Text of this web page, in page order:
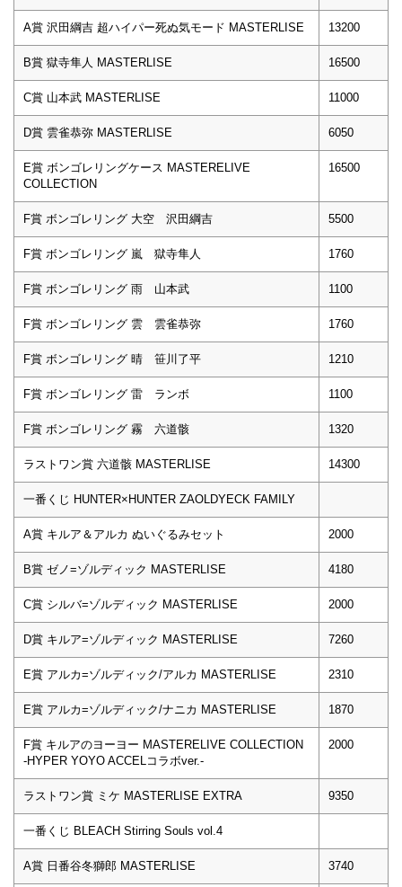
A賞 沢田綱吉 超ハイパー死ぬ気モード MASTERLISE 13200
B賞 獄寺隼人 MASTERLISE 16500
C賞 山本武 MASTERLISE 11000
D賞 雲雀恭弥 MASTERLISE 6050
E賞 ボンゴレリングケース MASTERELIVE
COLLECTION
16500
F賞 ボンゴレリング 大空 沢田綱吉 5500
F賞 ボンゴレリング 嵐 獄寺隼人 1760
F賞 ボンゴレリング 雨 山本武 1100
F賞 ボンゴレリング 雲 雲雀恭弥 1760
F賞 ボンゴレリング 晴 笹川了平 1210
F賞 ボンゴレリング 雷 ランボ 1100
F賞 ボンゴレリング 霧 六道骸 1320
ラストワン賞 六道骸 MASTERLISE 14300
一番くじ HUNTER×HUNTER ZAOLDYECK FAMILY
A賞 キルア＆アルカ ぬいぐるみセット 2000
B賞 ゼノ=ゾルディック MASTERLISE 4180
C賞 シルバ=ゾルディック MASTERLISE 2000
D賞 キルア=ゾルディック MASTERLISE 7260
E賞 アルカ=ゾルディック/アルカ MASTERLISE 2310
E賞 アルカ=ゾルディック/ナニカ MASTERLISE 1870
F賞 キルアのヨーヨー MASTERELIVE COLLECTION
-HYPER YOYO ACCELコラボver.-
2000
ラストワン賞 ミケ MASTERLISE EXTRA 9350
一番くじ BLEACH Stirring Souls vol.4
A賞 日番谷冬獅郎 MASTERLISE 3740